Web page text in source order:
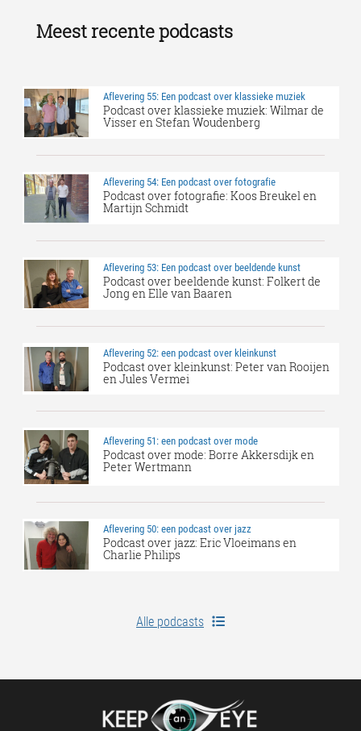
Meest recente podcasts
Aflevering 55: Een podcast over klassieke muziek
Podcast over klassieke muziek: Wilmar de
Visser en Stefan Woudenberg
Aflevering 54: Een podcast over fotografie
Podcast over fotografie: Koos Breukel en
Martijn Schmidt
Aflevering 53: Een podcast over beeldende kunst
Podcast over beeldende kunst: Folkert de
Jong en Elle van Baaren
Aflevering 52: een podcast over kleinkunst
Podcast over kleinkunst: Peter van Rooijen
en Jules Vermei
Aflevering 51: een podcast over mode
Podcast over mode: Borre Akkersdijk en
Peter Wertmann
Aflevering 50: een podcast over jazz
Podcast over jazz: Eric Vloeimans en
Charlie Philips
Alle podcasts